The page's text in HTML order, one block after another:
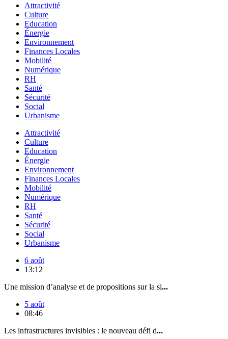
Attractivité
Culture
Education
Énergie
Environnement
Finances Locales
Mobilité
Numérique
RH
Santé
Sécurité
Social
Urbanisme
Attractivité
Culture
Education
Énergie
Environnement
Finances Locales
Mobilité
Numérique
RH
Santé
Sécurité
Social
Urbanisme
6 août
13:12
Une mission d’analyse et de propositions sur la si...
5 août
08:46
Les infrastructures invisibles : le nouveau défi d...